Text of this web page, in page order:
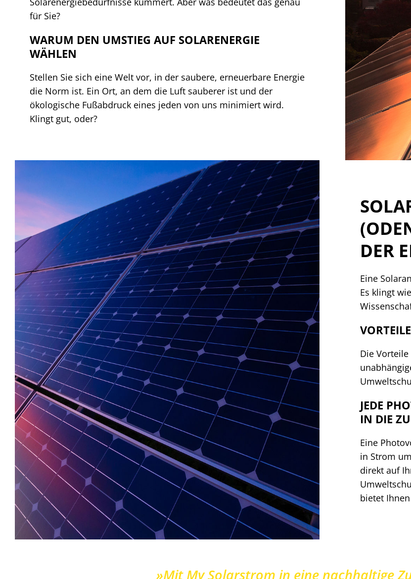
für Sie?
WARUM DEN UMSTIEG AUF SOLARENERGIE
WÄHLEN
Stellen Sie sich eine Welt vor, in der saubere, erneuerbare Energie
die Norm ist. Ein Ort, an dem die Luft sauberer ist und der
ökologische Fußabdruck eines jeden von uns minimiert wird.
Klingt gut, oder?
DER
Eine
Es klingt
Die
JEDE
IN DIE
Eine
in Strom
direkt auf
bietet
»Mit My Solarstrom in eine nachhaltige